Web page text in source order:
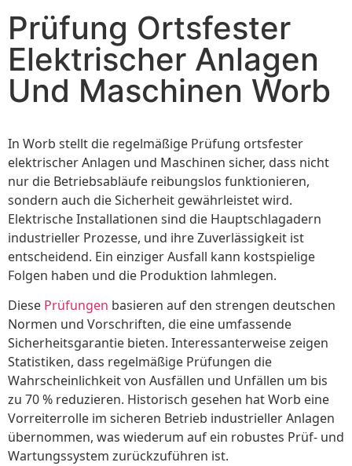
Prüfung Ortsfester
Elektrischer Anlagen
Und Maschinen Worb
In Worb stellt die regelmäßige Prüfung ortsfester
elektrischer Anlagen und Maschinen sicher, dass nicht
nur die Betriebsabläufe reibungslos funktionieren,
sondern auch die Sicherheit gewährleistet wird.
Elektrische Installationen sind die Hauptschlagadern
industrieller Prozesse, und ihre Zuverlässigkeit ist
entscheidend. Ein einziger Ausfall kann kostspielige
Folgen haben und die Produktion lahmlegen.
Diese Prüfungen basieren auf den strengen deutschen
Normen und Vorschriften, die eine umfassende
Sicherheitsgarantie bieten. Interessanterweise zeigen
Statistiken, dass regelmäßige Prüfungen die
Wahrscheinlichkeit von Ausfällen und Unfällen um bis
zu 70 % reduzieren. Historisch gesehen hat Worb eine
Vorreiterrolle im sicheren Betrieb industrieller Anlagen
übernommen, was wiederum auf ein robustes Prüf- und
Wartungssystem zurückzuführen ist.